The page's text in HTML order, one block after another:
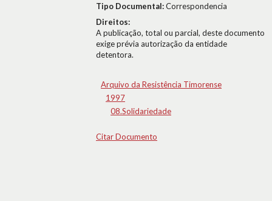
Tipo Documental:Correspondencia
Direitos:
A publicação, total ou parcial, deste documento
exige prévia autorização da entidade
detentora.
Arquivo da Resistência Timorense
1997
08.Solidariedade
Citar Documento